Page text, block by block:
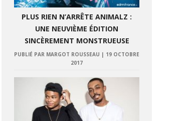
PLUS RIEN N’ARRÊTE ANIMALZ :
UNE NEUVIÈME ÉDITION
SINCÈREMENT MONSTRUEUSE
PUBLIÉ PAR MARGOT ROUSSEAU | 19 OCTOBRE
2017